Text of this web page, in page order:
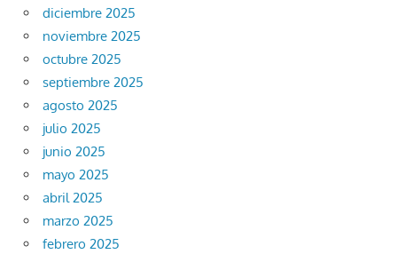
diciembre 2025
noviembre 2025
octubre 2025
septiembre 2025
agosto 2025
julio 2025
junio 2025
mayo 2025
abril 2025
marzo 2025
febrero 2025